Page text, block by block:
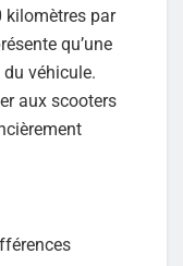
kilomètres par
qu’une
véhicule.
aux scooters